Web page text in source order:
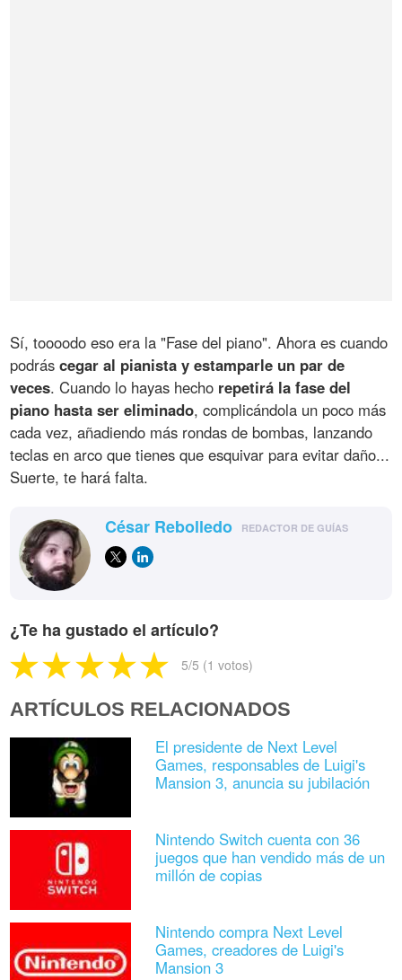
Sí, toooodo eso era la "Fase del piano". Ahora es cuando
podráscegar al pianista y estamparle un par de
veces. Cuando lo hayas hecho repetirá la fase del
piano hasta ser eliminado, complicándola un poco más
cada vez, añadiendo más rondas de bombas, lanzando
teclas en arco que tienes que esquivar para evitar daño...
Suerte, te hará falta.
César Rebolledo REDACTOR DE GUÍAS
¿Te ha gustado el artículo?
5/5 (1 votos)
ARTÍCULOS RELACIONADOS
El presidente de Next Level
Games, responsables de Luigi's
Mansion 3, anuncia su jubilación
Nintendo Switch cuenta con 36
juegos que han vendido más de un
millón de copias
Nintendo compra Next Level
Games, creadores de Luigi's
Mansion 3